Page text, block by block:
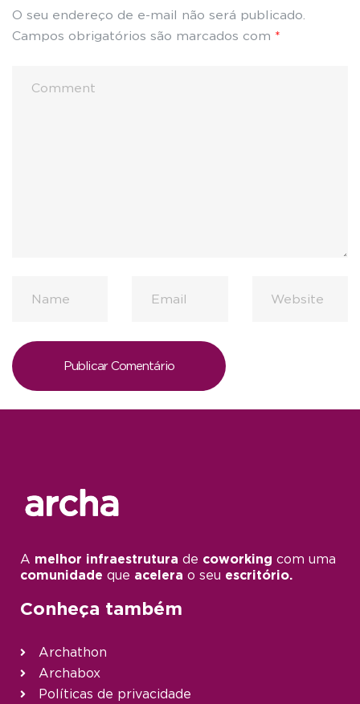
O seu endereço de e-mail não será publicado.
Campos obrigatórios são marcados com *
A melhor infraestrutura de coworking com uma
comunidade que acelera o seu escritório.
Conheça também
Archathon
Archabox
Políticas de privacidade